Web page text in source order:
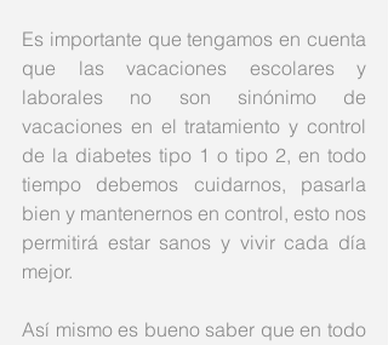
Es importante que tengamos en cuenta
que las vacaciones escolares y
laborales no son sinónimo de
vacaciones en el tratamiento y control
de la diabetes tipo 1 o tipo 2, en todo
tiempo debemos cuidarnos, pasarla
bien y mantenernos en control, esto nos
permitirá estar sanos y vivir cada día
mejor.
Así mismo es bueno saber que en todo